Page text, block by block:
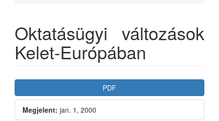
Oktatásügyi változások
Kelet-Európában
Article
Sidebar
PDF
Megjelent: jan. 1, 2000